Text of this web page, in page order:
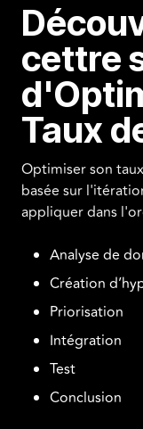
cettre
Taux
Optimiser son
basée sur
appliquer dans
Analyse de
Création
Priorisation
Intégration
Test
Conclusion